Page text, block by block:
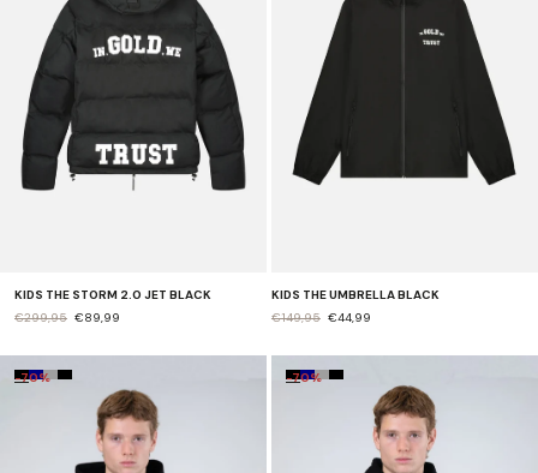
KIDS THE STORM 2.0 JET BLACK
€299,95 €89,99
KIDS THE UMBRELLA BLACK
€149,95 €44,99
-70% -70%